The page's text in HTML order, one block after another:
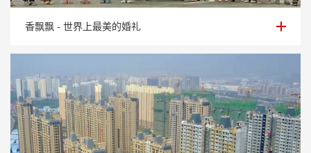
香飘飘 - 世界上最美的婚礼
香飘飘 - 世界上最美的婚礼